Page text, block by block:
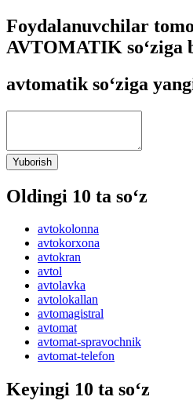
Foydalanuvchilar
AVTOMATIK so‘ziga
avtomatik so‘ziga
Yuborish
Oldingi 10 ta so‘z
avtokolonna
avtokorxona
avtokran
avtol
avtolavka
avtolokallan
avtomagistral
avtomat
avtomat-spravochnik
avtomat-telefon
Keyingi 10 ta so‘z